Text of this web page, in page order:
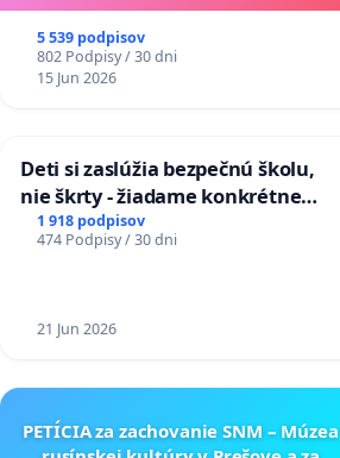
5 539 podpisov
802 Podpisy / 30 dni
15 Jun 2026
Deti si zaslúžia bezpečnú školu,
nie škrty - žiadame konkrétne
opatrenia na zlepšenie situácie v
školstve
1 918 podpisov
474 Podpisy / 30 dni
21 Jun 2026
PETÍCIA za zachovanie SNM – Múzea